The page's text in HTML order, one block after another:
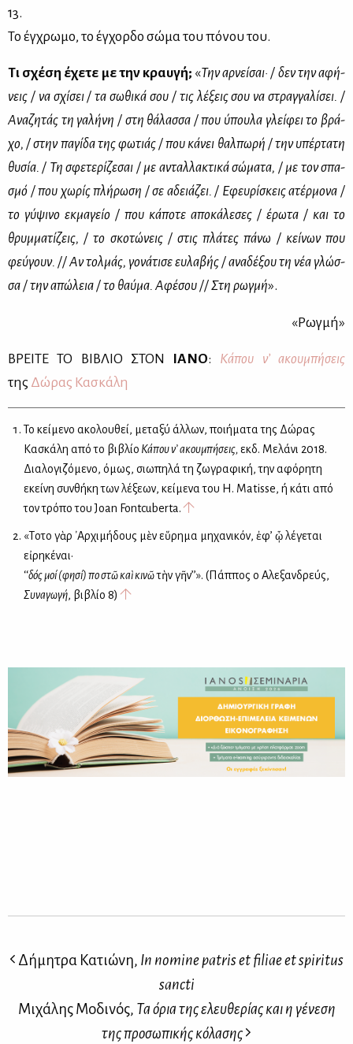
13.
Το έγ­χρω­μο, το έγ­χορ­δο σώ­μα του πό­νου του.
Τι σχέ­ση έχε­τε με την κραυ­γή; «Την αρ­νεί­σαι· / δεν την αφή­
νεις / να σχί­σει / τα σω­θι­κά σου / τις λέ­ξεις σου να στραγ­γα­λί­σει. /
Ανα­ζη­τάς τη γα­λή­νη / στη θά­λασ­σα / που ύπου­λα γλεί­φει το βρά­
χο, / στην πα­γί­δα της φω­τιάς / που κά­νει θαλ­πω­ρή / την υπέρ­τα­τη
θυ­σία. / Τη σφε­τε­ρί­ζε­σαι / με ανταλ­λα­κτι­κά σώ­μα­τα, / με τον σπα­
σμό / που χω­ρίς πλή­ρω­ση / σε αδειά­ζει. / Εφευ­ρί­σκεις ατέρ­μο­να /
το γύ­ψι­νο εκ­μα­γείο / που κά­πο­τε απο­κά­λε­σες / έρω­τα / και το
θρυμ­μα­τί­ζεις, / το σκο­τώ­νεις / στις πλά­τες πά­νω / κεί­νων που
φεύ­γουν. // Αν τολ­μάς, γο­νά­τι­σε ευ­λα­βής / ανα­δέ­ξου τη νέα γλώσ­
σα / την απώ­λεια / το θαύ­μα. Αφέ­σου // Στη ρωγ­μή».
«Ρωγ­μή»
ΒΡΕΙ­ΤΕ ΤΟ ΒΙ­ΒΛΙΟ ΣΤΟΝ ΙΑ­ΝΟ: Κά­που ν’ ακου­μπή­σεις
της Δώ­ρας Κα­σκά­λη
Το κείμενο ακολουθεί, μεταξύ άλλων, ποιήματα της Δώρας
Κασκάλη από το βιβλίο Κάπου ν’ ακουμπήσεις,εκδ. Μελάνι 2018.
Διαλογιζόμενο, όμως, σιωπηλά τη ζωγραφική, την αφόρητη
εκείνη συνθήκη των λέξεων, κείμενα του H. Matisse, ή κάτι από
τον τρόπο του Joan Fontcuberta.
«Tοῦτο γὰρ ᾿Αρχιμήδους μὲν εὕρημα μηχανικόν, ἐφ’ ᾧ λέγεται
εἰρηκέναι·
‘‘δός μοί(φησί)ποῦ στῶ καὶ κινῶτὴν γῆν’’». (Πάππος ο Αλεξανδρεύς,
Συναγωγή, βιβλίο 8)
Δήμητρα Κατιώνη, In nomine patris et filiae et spiritus
sancti
Μιχάλης Μοδινός, Τα όρια της ελευθερίας και η γένεση
της προσωπικής κόλασης